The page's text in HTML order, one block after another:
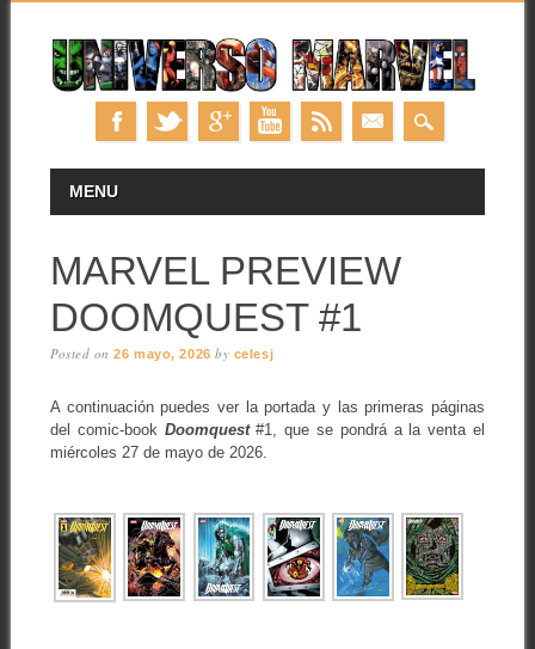
MAIN MENU
MENU
MARVEL PREVIEW
DOOMQUEST #1
Posted on26 mayo, 2026 by celesj
A continuación puedes ver la portada y las primeras páginas
del comic-book Doomquest #1, que se pondrá a la venta el
miércoles 27 de mayo de 2026.